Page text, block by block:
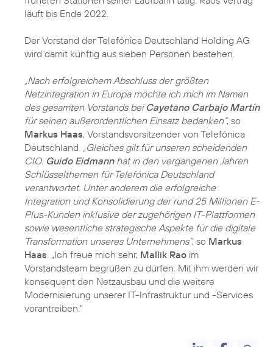
läuft bis Ende 2022.
Der Vorstand der Telefónica Deutschland Holding AG
wird damit künftig aus sieben Personen bestehen.
„Nach erfolgreichem Abschluss der größten
Netzintegration in Europa möchte ich mich im Namen
des gesamten Vorstands bei Cayetano Carbajo Martín
für seinen außerordentlichen Einsatz bedanken“, so
Markus Haas, Vorstandsvorsitzender von Telefónica
Deutschland.
„Gleiches gilt für unseren scheidenden
CIO. Guido Eidmannhat in den vergangenen Jahren
Schlüsselthemen für Telefónica Deutschland
verantwortet. Unter anderem die erfolgreiche
Integration und Konsolidierung der rund 25 Millionen E-
Plus-Kunden inklusive der zugehörigen IT-Plattformen
sowie wesentliche strategische Aspekte für die digitale
Transformation unseres Unternehmens“, so Markus
Haas . „Ich freue mich sehr, Mallik Rao im
Vorstandsteam begrüßen zu dürfen. Mit ihm werden wir
konsequent den Netzausbau und die weitere
Modernisierung unserer IT-Infrastruktur und -Services
vorantreiben.“